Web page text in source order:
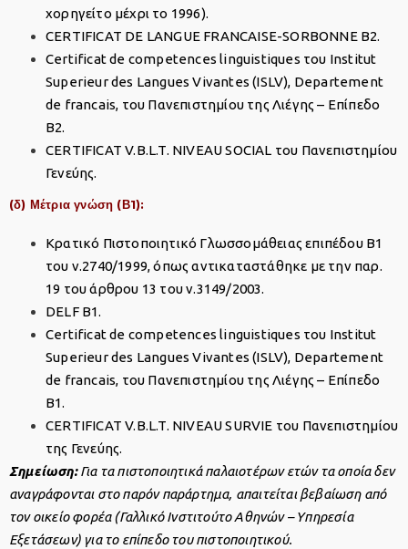
χορηγείτο μέχρι το 1996).
CERTIFICAT DE LANGUE FRANCAISE-SORBONNE B2.
Certificat de competences linguistiques του Institut
Superieur des Langues Vivantes (ISLV), Departement
de francais, του Πανεπιστημίου της Λιέγης – Επίπεδο
Β2.
CERTIFICAT V.B.L.T. NIVEAU SOCIAL του Πανεπιστημίου
Γενεύης.
(δ) Μέτρια γνώση (Β1):
Κρατικό Πιστοποιητικό Γλωσσομάθειας επιπέδου Β1
του ν.2740/1999, όπως αντικαταστάθηκε με την παρ.
19 του άρθρου 13 του ν.3149/2003.
DELF B1.
Certificat de competences linguistiques του Institut
Superieur des Langues Vivantes (ISLV), Departement
de francais, του Πανεπιστημίου της Λιέγης – Επίπεδο
Β1.
CERTIFICAT V.B.L.T. NIVEAU SURVIE του Πανεπιστημίου
της Γενεύης.
Σημείωση:Για τα πιστοποιητικά παλαιοτέρων ετών τα οποία δεν
αναγράφονται στο παρόν παράρτημα, απαιτείται βεβαίωση από
τον οικείο φορέα (Γαλλικό Ινστιτούτο Αθηνών – Υπηρεσία
Εξετάσεων) για το επίπεδο του πιστοποιητικού.